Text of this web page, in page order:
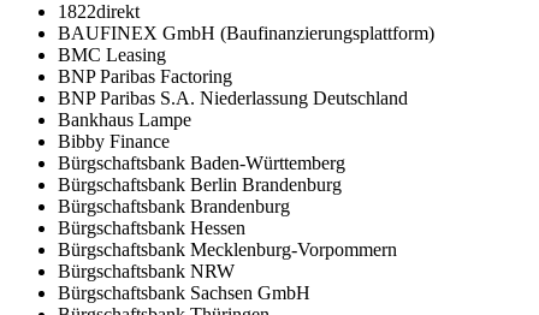
1822direkt
BAUFINEX GmbH (Baufinanzierungsplattform)
BMC Leasing
BNP Paribas Factoring
BNP Paribas S.A. Niederlassung Deutschland
Bankhaus Lampe
Bibby Finance
Bürgschaftsbank Baden-Württemberg
Bürgschaftsbank Berlin Brandenburg
Bürgschaftsbank Brandenburg
Bürgschaftsbank Hessen
Bürgschaftsbank Mecklenburg-Vorpommern
Bürgschaftsbank NRW
Bürgschaftsbank Sachsen GmbH